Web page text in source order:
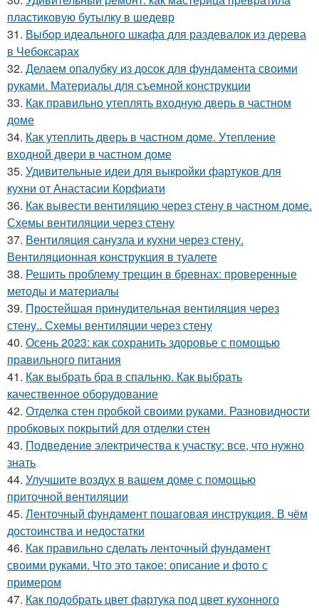
пластиковую бутылку в шедевр
31. Выбор идеального шкафа для раздевалок из дерева
в Чебоксарах
32. Делаем опалубку из досок для фундамента своими
руками. Материалы для съемной конструкции
33. Как правильно утеплять входную дверь в частном
доме
34. Как утеплить дверь в частном доме. Утепление
входной двери в частном доме
35. Удивительные идеи для выкройки фартуков для
кухни от Анастасии Корфиати
36. Как вывести вентиляцию через стену в частном доме.
Схемы вентиляции через стену
37. Вентиляция санузла и кухни через стену.
Вентиляционная конструкция в туалете
38. Решить проблему трещин в бревнах: проверенные
методы и материалы
39. Простейшая принудительная вентиляция через
стену.. Схемы вентиляции через стену
40. Осень 2023: как сохранить здоровье с помощью
правильного питания
41. Как выбрать бра в спальню. Как выбрать
качественное оборудование
42. Отделка стен пробкой своими руками. Разновидности
пробковых покрытий для отделки стен
43. Подведение электричества к участку: все, что нужно
знать
44. Улучшите воздух в вашем доме с помощью
приточной вентиляции
45. Ленточный фундамент пошаговая инструкция. В чём
достоинства и недостатки
46. Как правильно сделать ленточный фундамент
своими руками. Что это такое: описание и фото с
примером
47. Как подобрать цвет фартука под цвет кухонного